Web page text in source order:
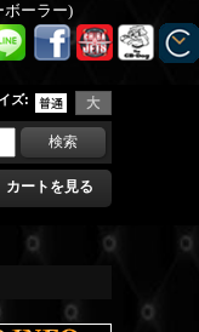
ボーラー)
ズ:
カートを見る